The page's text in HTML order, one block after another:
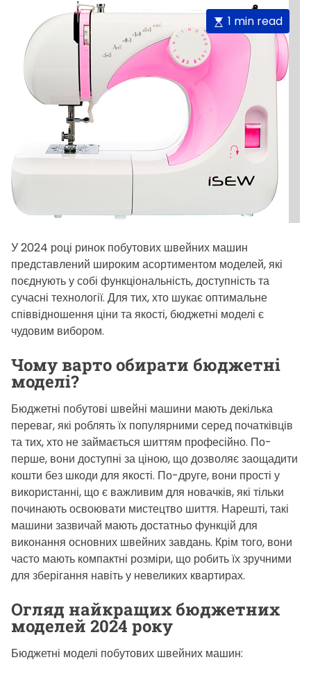
E
s
e
r
a
t
i
m
e
1 min read
У 2024 році ринок побутових швейних машин
представлений широким асортиментом моделей, які
поєднують у собі функціональність, доступність та
сучасні технології. Для тих, хто шукає оптимальне
співвідношення ціни та якості, бюджетні моделі є
чудовим вибором.
Чому варто обирати бюджетні
моделі?
Бюджетні побутові швейні машини мають декілька
переваг, які роблять їх популярними серед початківців
та тих, хто не займається шиттям професійно. По-
перше, вони доступні за ціною, що дозволяє заощадити
кошти без шкоди для якості. По-друге, вони прості у
використанні, що є важливим для новачків, які тільки
починають освоювати мистецтво шиття. Нарешті, такі
машини зазвичай мають достатньо функцій для
виконання основних швейних завдань. Крім того, вони
часто мають компактні розміри, що робить їх зручними
для зберігання навіть у невеликих квартирах.
Огляд найкращих бюджетних
моделей 2024 року
Бюджетні моделі побутових швейних машин: